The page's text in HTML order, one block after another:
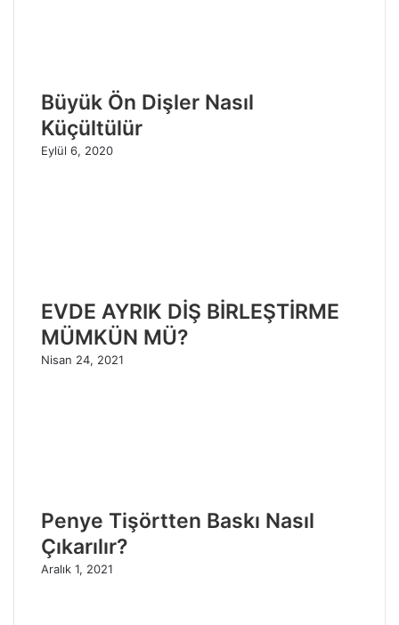
Büyük Ön Dişler Nasıl
Küçültülür
Eylül 6, 2020
EVDE AYRIK DİŞ BİRLEŞTİRME
MÜMKÜN MÜ?
Nisan 24, 2021
Penye Tişörtten Baskı Nasıl
Çıkarılır?
Aralık 1, 2021